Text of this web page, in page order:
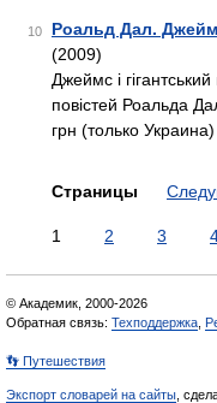
10 Роальд Дал.
(2009)
Джеймс і
повістей Роальда
грн (только Украина)
Страницы
1 2 3
© Академик, 2000-2026
Обратная связь: Техподдержка
👣 Путешествия
Экспорт словарей на сайты ,